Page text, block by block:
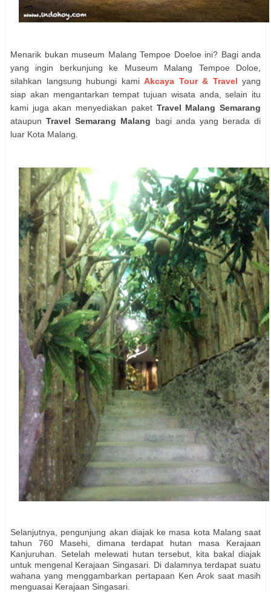
Menarik bukan museum Malang Tempoe Doeloe ini? Bagi anda
yang ingin berkunjung ke Museum Malang Tempoe Doloe,
silahkan langsung hubungi kami Akcaya Tour & Travel yang
siap akan mengantarkan tempat tujuan wisata anda, selain itu
kami juga akan menyediakan paket Travel Malang Semarang
ataupunTravel Semarang Malang bagi anda yang berada di
luar Kota Malang.
Selanjutnya, pengunjung akan diajak ke masa kota Malang saat
tahun 760 Masehi, dimana terdapat hutan masa Kerajaan
Kanjuruhan. Setelah melewati hutan tersebut, kita bakal diajak
untuk mengenal Kerajaan Singasari. Di dalamnya terdapat suatu
wahana yang menggambarkan pertapaan Ken Arok saat masih
menguasai Kerajaan Singasari.